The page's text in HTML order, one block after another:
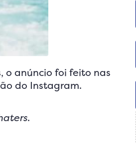
o anúncio foi feito nas
do Instagram.
.